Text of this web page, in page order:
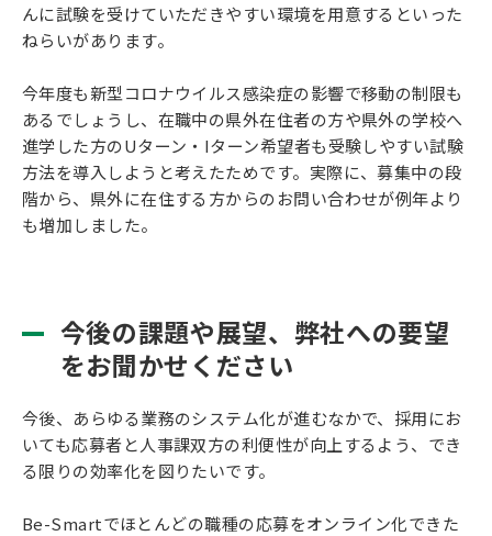
んに試験を受けていただきやすい環境を用意するといった
ねらいがあります。
今年度も新型コロナウイルス感染症の影響で移動の制限も
あるでしょうし、在職中の県外在住者の方や県外の学校へ
進学した方のUターン・Iターン希望者も受験しやすい試験
方法を導入しようと考えたためです。実際に、募集中の段
階から、県外に在住する方からのお問い合わせが例年より
も増加しました。
今後の課題や展望、弊社への要望
をお聞かせください
今後、あらゆる業務のシステム化が進むなかで、採用にお
いても応募者と人事課双方の利便性が向上するよう、でき
る限りの効率化を図りたいです。
Be-Smartでほとんどの職種の応募をオンライン化できた